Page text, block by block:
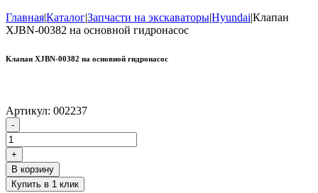
Главная|Каталог|Запчасти на экскаваторы|Hyundai|Клапан
XJBN-00382 на основной гидронасос
Клапан XJBN-00382 на основной гидронасос
Артикул: 002237
Количество
товара
Клапан
XJBN-
00382
на
-
+
В корзину
Купить в 1 клик